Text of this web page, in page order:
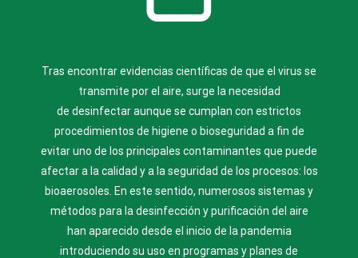
Tras encontrar evidencias científicas de que el virus se
transmite por el aire, surge la necesidad
de desinfectaraunque se cumplan con estrictos
procedimientos de higiene o bioseguridad a fin de
evitar uno de los principales contaminantes que puede
afectar a la calidad y a la seguridad de los procesos: los
bioaerosoles. En este sentido, numerosos sistemas y
métodos para la desinfección y purificación del aire
han aparecido desde el inicio de la pandemia
introduciendo su uso en programas y planes de